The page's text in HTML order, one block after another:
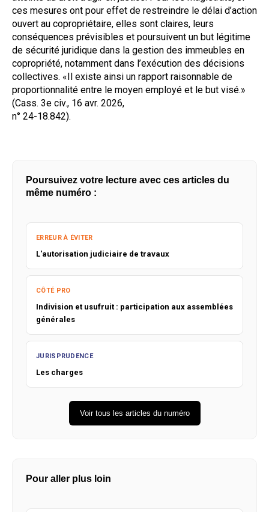
ces mesures ont pour effet de restreindre le délai d’action
ouvert au copropriétaire, elles sont claires, leurs
conséquences prévisibles et poursuivent un but légitime
de sécurité juridique dans la gestion des immeubles en
copropriété, notamment dans l’exécution des décisions
collectives. «Il existe ainsi un rapport raisonnable de
proportionnalité entre le moyen employé et le but visé.»
(Cass. 3e civ., 16 avr. 2026,
n° 24-18.842).
Poursuivez votre lecture avec ces articles du
même numéro :
ERREUR À ÉVITER
L'autorisation judiciaire de travaux
CÔTÉ PRO
Indivision et usufruit : participation aux assemblées
générales
JURISPRUDENCE
Les charges
Voir tous les articles du numéro
Pour aller plus loin